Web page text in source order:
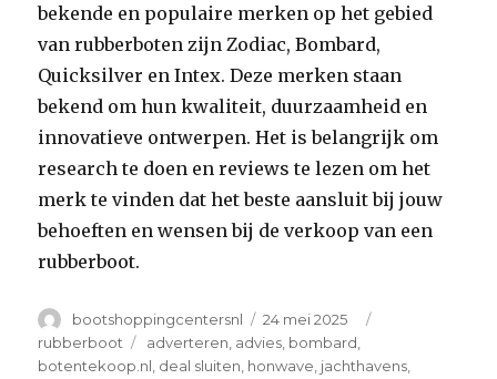
bekende en populaire merken op het gebied
van rubberboten zijn Zodiac, Bombard,
Quicksilver en Intex. Deze merken staan
bekend om hun kwaliteit, duurzaamheid en
innovatieve ontwerpen. Het is belangrijk om
research te doen en reviews te lezen om het
merk te vinden dat het beste aansluit bij jouw
behoeften en wensen bij de verkoop van een
rubberboot.
Author
bootshoppingcentersnl
Posted
on
24 mei 2025
rubberboot
Tags
adverteren advies bombard
botentekoop.nl deal sluiten honwave jachthavens